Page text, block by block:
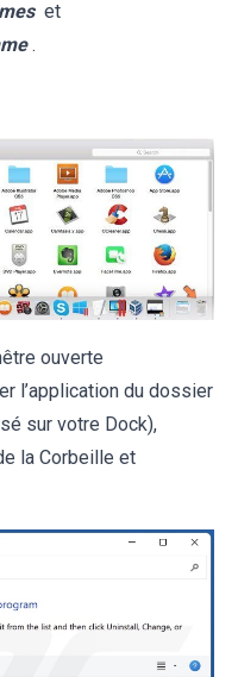
et
.
ouverte
l’application du dossier
sur votre Dock),
la Corbeille et